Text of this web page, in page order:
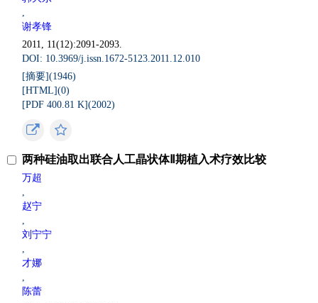
,
谢孝锋
2011, 11(12):2091-2093.
DOI: 10.3969/j.issn.1672-5123.2011.12.010
[摘要](1946)
[HTML](0)
[PDF 400.81 K](2002)
两种硅油取出联合人工晶状体Ⅱ期植入术疗效比较
万超
,
赵宁
,
刘宁宁
,
才娜
,
陈蕾